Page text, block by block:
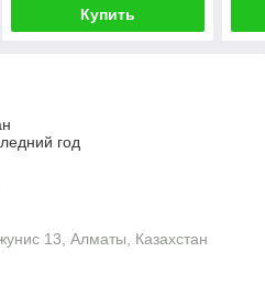
Купить
год
13, Алматы, Казахстан